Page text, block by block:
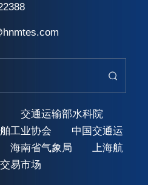
交通运输部水科院
工业协会
中国交通运
海南省气象局
上海航
易市场